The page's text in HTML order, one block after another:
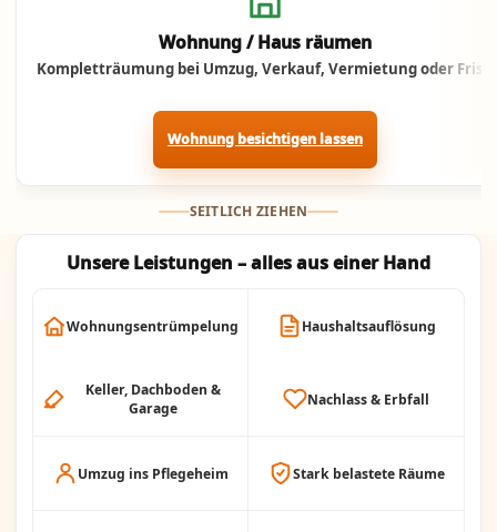
Jetzt anrufen
Wohnung / Haus räumen
Kompletträumung bei Umzug, Verkauf, Vermietung oder Frist.
Wohnung besichtigen lassen
SEITLICH ZIEHEN
Unsere Leistungen – alles aus einer Hand
Wohnungsentrümpelung Haushaltsauflösung
Keller, Dachboden &
Garage
Nachlass & Erbfall
Umzug ins Pflegeheim Stark belastete Räume